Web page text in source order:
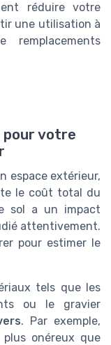
réduire votre
une utilisation à
pour votre
espace extérieur,
le coût total du
sol a un impact
attentivement.
pour estimer le
tels que les
ou le gravier
. Par exemple,
onéreux que